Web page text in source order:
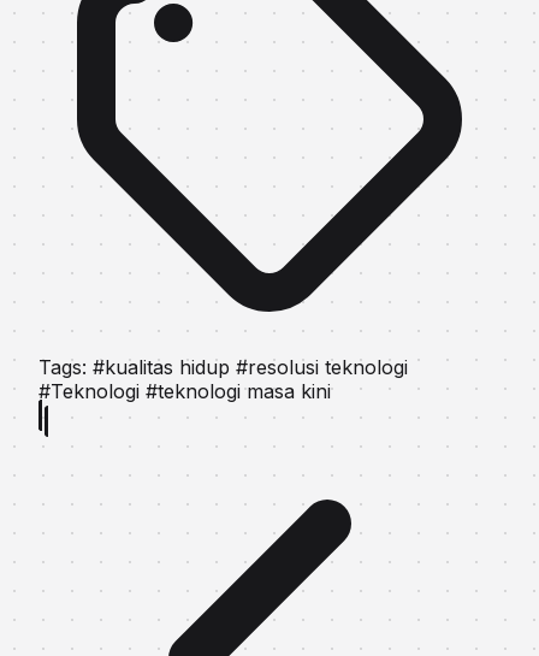
Tags: #kualitas hidup #resolusi teknologi
#Teknologi #teknologi masa kini